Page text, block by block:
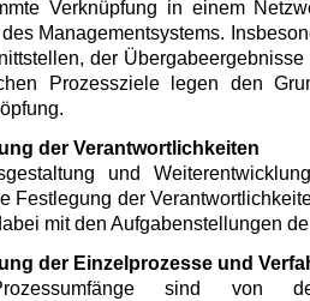
Verknüpfung in einem
Managementsystems.
der
Prozessziele legen den
der Verantwortlichkeiten
und
Festlegung der
mit den Aufgabenstellungen
der Einzelprozesse und
sind von